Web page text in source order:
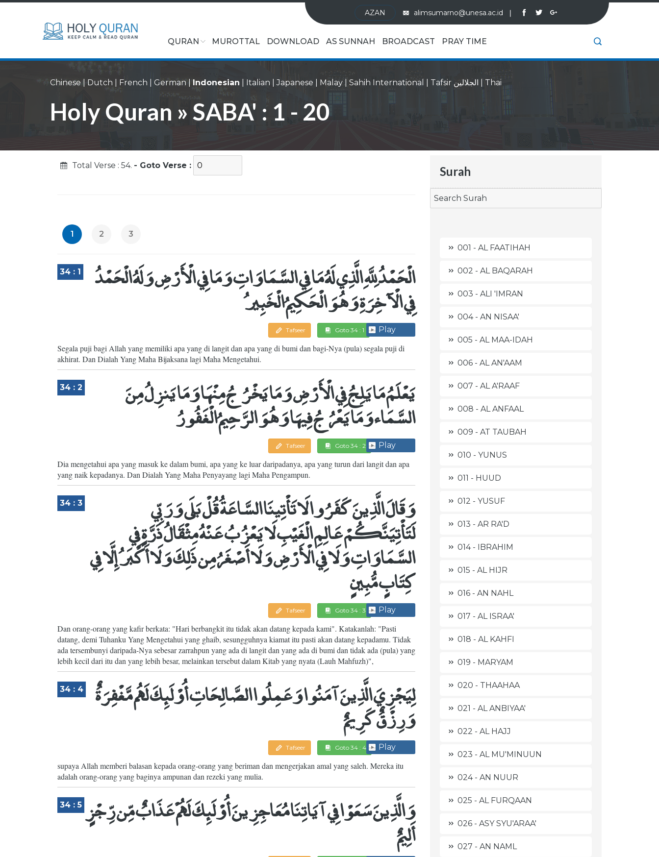
AZAN alimsumarno@unesa.ac.id ❘
QURAN MUROTTAL DOWNLOAD AS SUNNAH BROADCAST PRAY TIME
Chinese Dutch French German |Indonesian Italian |Japanese Malay Sahih International Tafsir الجلالين Thai
Holy Quran » SABA' : 1 - 20
Total Verse : 54. - Goto Verse :
1 2 3
34 : 1 الْحَمْدُ لِلَّهِ الَّذِي لَهُ مَا فِي السَّمَاوَاتِ وَمَا فِي الْأَرْضِ وَلَهُ الْحَمْدُ
فِي الْآخِرَةِ وَهُوَ الْحَكِيمُ الْخَبِيرُ
Tafseer Goto 34 : 1 Play
Segala puji bagi Allah yang memiliki apa yang di langit dan apa yang di bumi dan bagi-Nya (pula) segala puji di
akhirat. Dan Dialah Yang Maha Bijaksana lagi Maha Mengetahui.
34 : 2 يَعْلَمُ مَا يَلِجُ فِي الْأَرْضِ وَمَا يَخْرُجُ مِنْهَا وَمَا يَنزِلُ مِنَ
السَّمَاء وَمَا يَعْرُجُ فِيهَا وَهُوَ الرَّحِيمُ الْغَفُورُ
Tafseer Goto 34 : 2 Play
Dia mengetahui apa yang masuk ke dalam bumi, apa yang ke luar daripadanya, apa yang turun dari langit dan apa
yang naik kepadanya. Dan Dialah Yang Maha Penyayang lagi Maha Pengampun.
34 : 3 وَقَالَ الَّذِينَ كَفَرُوا لَا تَأْتِينَا السَّاعَةُ قُلْ بَلَى وَرَبِّي
لَتَأْتِيَنَّكُمْ عَالِمِ الْغَيْبِ لَا يَعْزُبُ عَنْهُ مِثْقَالُ ذَرَّةٍ فِي
السَّمَاوَاتِ وَلَا فِي الْأَرْضِ وَلَا أَصْغَرُ مِن ذَلِكَ وَلَا أَكْبَرُ إِلَّا فِي
كِتَابٍ مُّبِينٍ
Tafseer Goto 34 : 3 Play
Dan orang-orang yang kafir berkata: "Hari berbangkit itu tidak akan datang kepada kami". Katakanlah: "Pasti
datang, demi Tuhanku Yang Mengetahui yang ghaib, sesungguhnya kiamat itu pasti akan datang kepadamu. Tidak
ada tersembunyi daripada-Nya sebesar zarrahpun yang ada di langit dan yang ada di bumi dan tidak ada (pula) yang
lebih kecil dari itu dan yang lebih besar, melainkan tersebut dalam Kitab yang nyata (Lauh Mahfuzh)",
34 : 4 لِيَجْزِيَ الَّذِينَ آمَنُوا وَعَمِلُوا الصَّالِحَاتِ أُوْلَئِكَ لَهُم مَّغْفِرَةٌ
وَرِزْقٌ كَرِيمٌ
Tafseer Goto 34 : 4 Play
supaya Allah memberi balasan kepada orang-orang yang beriman dan mengerjakan amal yang saleh. Mereka itu
adalah orang-orang yang baginya ampunan dan rezeki yang mulia.
34 : 5 وَالَّذِينَ سَعَوْا فِي آيَاتِنَا مُعَاجِزِينَ أُوْلَئِكَ لَهُمْ عَذَابٌ مِّن رِّجْزٍ
أَلِيمٌ
Surah
001 - AL FAATIHAH
002 - AL BAQARAH
003 - ALI 'IMRAN
004 - AN NISAA'
005 - AL MAA-IDAH
006 - AL AN'AAM
007 - AL A'RAAF
008 - AL ANFAAL
009 - AT TAUBAH
010 - YUNUS
011 - HUUD
012 - YUSUF
013 - AR RA'D
014 - IBRAHIM
015 - AL HIJR
016 - AN NAHL
017 - AL ISRAA'
018 - AL KAHFI
019 - MARYAM
020 - THAAHAA
021 - AL ANBIYAA'
022 - AL HAJJ
023 - AL MU'MINUUN
024 - AN NUUR
025 - AL FURQAAN
026 - ASY SYU'ARAA'
027 - AN NAML